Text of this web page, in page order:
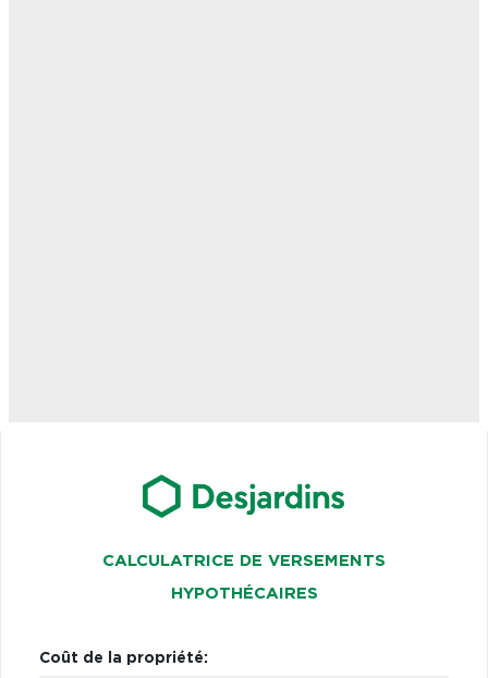
CALCULATRICE DE VERSEMENTS
HYPOTHÉCAIRES
Coût de la propriété: